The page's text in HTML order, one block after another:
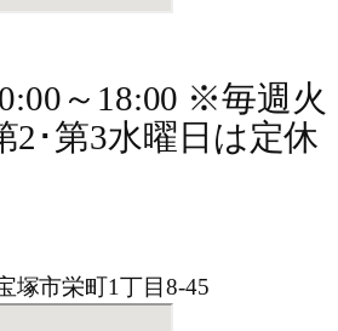
～18:00 ※毎週火
2･第3水曜日は定休
塚市栄町1丁目8-45